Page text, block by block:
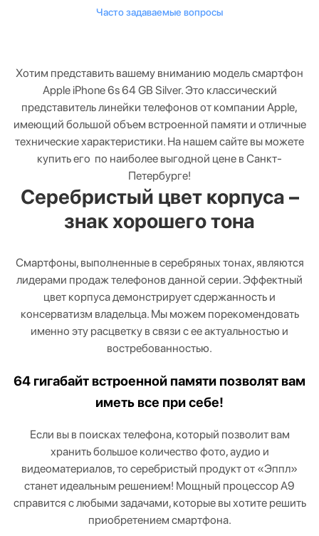
Часто задаваемые вопросы
Хотим представить вашему вниманию модель смартфон
Apple iPhone 6s 64 GB Silver. Это классический
представитель линейки телефонов от компании Apple,
имеющий большой объем встроенной памяти и отличные
технические характеристики. На нашем сайте вы можете
купить его по наиболее выгодной цене в Санкт-
Петербурге!
Серебристый цвет корпуса –
знак хорошего тона
Смартфоны, выполненные в серебряных тонах, являются
лидерами продаж телефонов данной серии. Эффектный
цвет корпуса демонстрирует сдержанность и
консерватизм владельца. Мы можем порекомендовать
именно эту расцветку в связи с ее актуальностью и
востребованностью.
64 гигабайт встроенной памяти позволят вам
иметь все при себе!
Если вы в поисках телефона, который позволит вам
хранить большое количество фото, аудио и
видеоматериалов, то серебристый продукт от «Эппл»
станет идеальным решением! Мощный процессор A9
справится с любыми задачами, которые вы хотите решить
приобретением смартфона.